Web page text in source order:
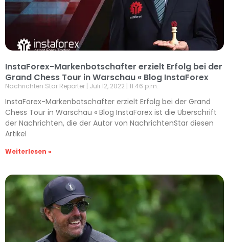
InstaForex-Markenbotschafter erzielt Erfolg bei der
Grand Chess Tour in Warschau « Blog InstaForex
Nachrichten Star Reporter Juli 12, 2022 11:46 p.m.
InstaForex-Markenbotschafter erzielt Erfolg bei der Grand
Chess Tour in Warschau « Blog InstaForex ist die Überschrift
der Nachrichten, die der Autor von NachrichtenStar diesen
Artikel
Weiterlesen »